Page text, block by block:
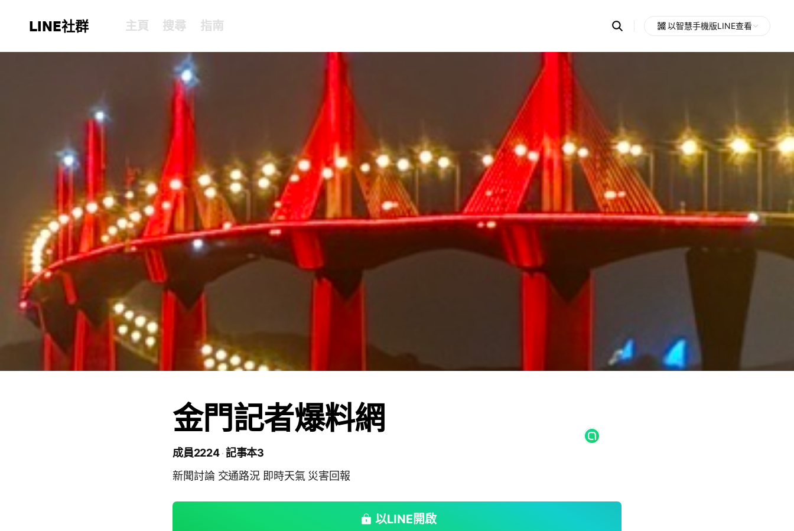
LINE社群 主頁 搜尋 指南 Search
OpenChats
messages
search
以智慧手機版LINE查看
金門記者爆料網
成員2224 記事本3
新聞討論 交通路況 即時天氣 災害回報
以LINE開啟